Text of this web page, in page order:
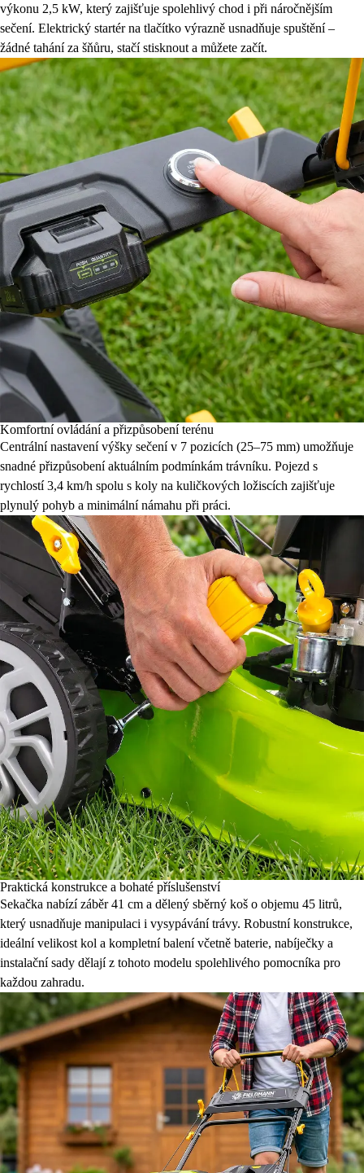
výkonu 2,5 kW, který zajišťuje spolehlivý chod i při náročnějším
sečení. Elektrický startér na tlačítko výrazně usnadňuje spuštění –
žádné tahání za šňůru, stačí stisknout a můžete začít.
Komfortní ovládání a přizpůsobení terénu
Centrální nastavení výšky sečení v 7 pozicích (25–75 mm) umožňuje
snadné přizpůsobení aktuálním podmínkám trávníku. Pojezd s
rychlostí 3,4 km/h spolu s koly na kuličkových ložiscích zajišťuje
plynulý pohyb a minimální námahu při práci.
Praktická konstrukce a bohaté příslušenství
Sekačka nabízí záběr 41 cm a dělený sběrný koš o objemu 45 litrů,
který usnadňuje manipulaci i vysypávání trávy. Robustní konstrukce,
ideální velikost kol a kompletní balení včetně baterie, nabíječky a
instalační sady dělají z tohoto modelu spolehlivého pomocníka pro
každou zahradu.